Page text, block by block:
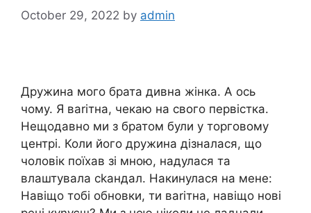
October 29, 2022 by admin
Дружина мого брата дивна жінка. А ось
чому. Я ваrітна, чекаю на свого первістка.
Нещодавно ми з братом були у торговому
центрі. Коли його дружина дізналася, що
чоловік поїхав зі мною, надулася та
влаштувала сkандал. Накинулася на мене:
Навіщо тобі обновки, ти ваrітна, навіщо нові